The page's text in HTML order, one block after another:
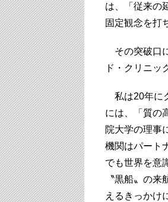
は、「従来の
固定観念を打
その突破口
ド・クリニッ
私は20年に
には、「質の
院大学の理事
機関はパート
でも世界を意
〝黒船〟の
えるきっかけ